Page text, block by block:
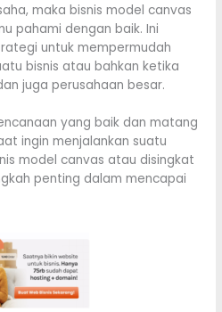
maka bisnis model canvas
pahami dengan baik. Ini
untuk mempermudah
bisnis atau bahkan ketika
juga perusahaan besar.
yang baik dan matang
ingin menjalankan suatu
model canvas atau disingkat
penting dalam mencapai